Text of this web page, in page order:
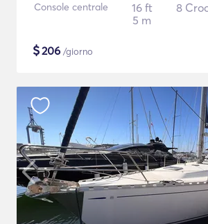
Console centrale
16 ft
5 m
8
$206 /giorno